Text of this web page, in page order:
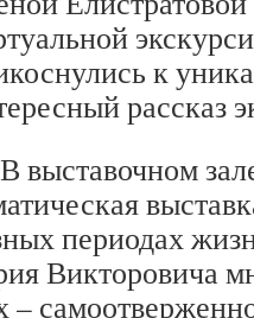
к
рассказ
периодах
Викторовича
–